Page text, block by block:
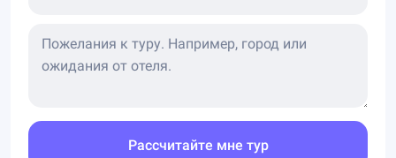
Рассчитайте мне тур